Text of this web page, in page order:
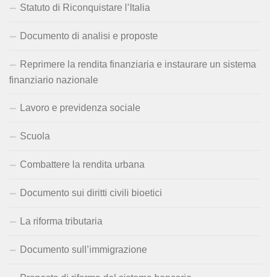
Statuto di Riconquistare l’Italia
Documento di analisi e proposte
Reprimere la rendita finanziaria e instaurare un sistema
finanziario nazionale
Lavoro e previdenza sociale
Scuola
Combattere la rendita urbana
Documento sui diritti civili bioetici
La riforma tributaria
Documento sull’immigrazione